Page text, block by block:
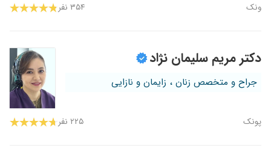
ونک ۳۵۴ نفر
دکتر مریم سلیمان نژاد
جراح و متخصص زنان ، زایمان و نازایی
پونک ۲۲۵ نفر